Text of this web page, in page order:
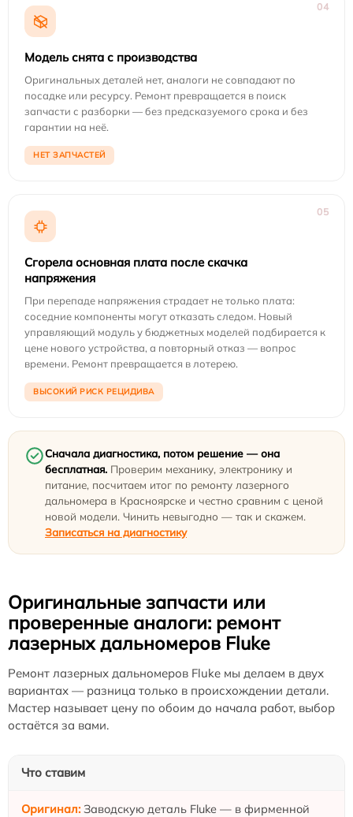
04
Модель снята с производства
Оригинальных деталей нет, аналоги не совпадают по
посадке или ресурсу. Ремонт превращается в поиск
запчасти с разборки — без предсказуемого срока и без
гарантии на неё.
НЕТ ЗАПЧАСТЕЙ
05
Сгорела основная плата после скачка
напряжения
При перепаде напряжения страдает не только плата:
соседние компоненты могут отказать следом. Новый
управляющий модуль у бюджетных моделей подбирается к
цене нового устройства, а повторный отказ — вопрос
времени. Ремонт превращается в лотерею.
ВЫСОКИЙ РИСК РЕЦИДИВА
Сначала диагностика, потом решение — она
бесплатная. Проверим механику, электронику и
питание, посчитаем итог по ремонту лазерного
дальномера в Красноярске и честно сравним с ценой
новой модели. Чинить невыгодно — так и скажем.
Записаться на диагностику
Оригинальные запчасти или
проверенные аналоги: ремонт
лазерных дальномеров Fluke
Ремонт лазерных дальномеров Fluke мы делаем в двух
вариантах — разница только в происхождении детали.
Мастер называет цену по обоим до начала работ, выбор
остаётся за вами.
Что ставим
Заводскую деталь Fluke — в фирменной